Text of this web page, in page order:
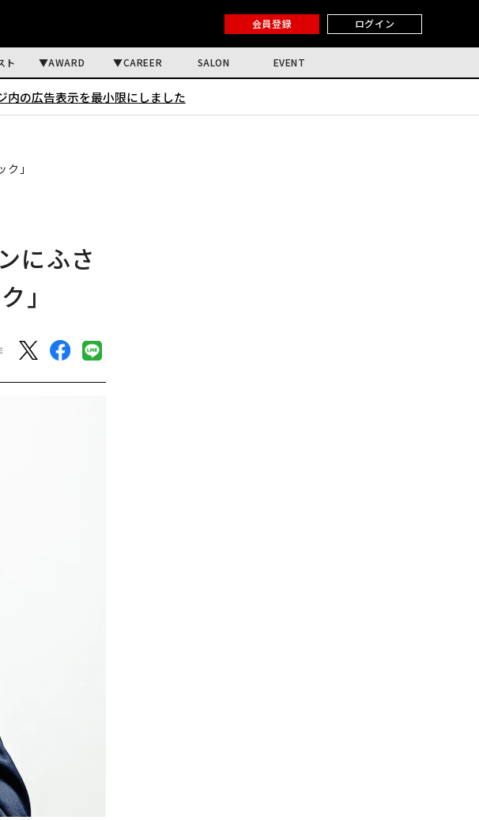
会員登録 ログイン
ト AWARD CAREER SALON EVENT
内の広告表示を最小限にしました
」
にふさ
」